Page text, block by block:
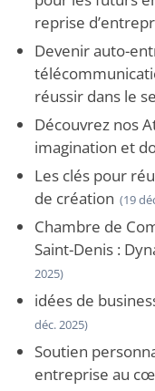
reprise
Devenir auto-
réussir dans le
Découvrez nos
imagination et
Les clés pour
de création (19
Chambre de
Saint-Denis :
2025)
idées de
déc. 2025)
Soutien
entreprise au